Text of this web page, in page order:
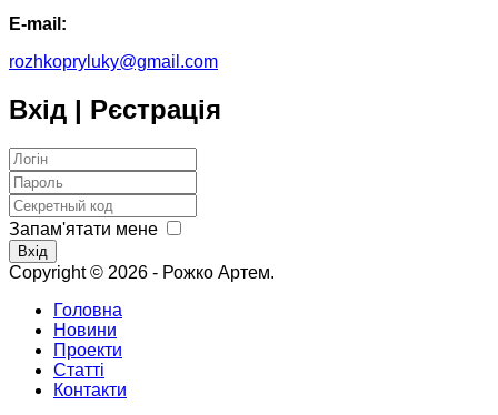
E-mail:
rozhkopryluky@gmail.com
Вхід | Рєстрація
Запам'ятати мене
Вхід
Copyright © 2026 - Рожко Артем.
Головна
Новини
Проекти
Статті
Контакти